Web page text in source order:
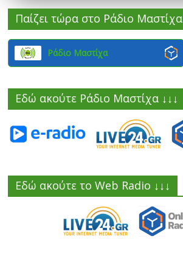
Παίζει τώρα στο Ράδιο Μαστίχα
Ράδιο Μαστίχα
Εδώ ακούτε Ράδιο Μαστίχα ↓↓↓
Εδώ ακούτε το Web Radio ↓↓↓